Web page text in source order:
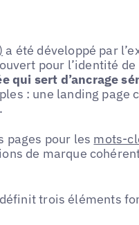
a été développé par
pour l’identité
qui sert d’ancrage
: une landing page
pages pour les mots-
de marque
trois éléments